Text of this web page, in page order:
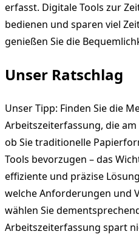
erfasst. Digitale Tools zur
bedienen und sparen viel
genießen Sie die
Unser Ratschlag
Unser Tipp: Finden Sie die
Arbeitszeiterfassung, die
ob Sie traditionelle
Tools bevorzugen – das
effiziente und präzise
welche Anforderungen und
wählen Sie
Arbeitszeiterfassung spart